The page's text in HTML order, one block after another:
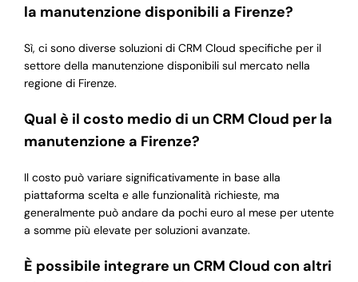
la manutenzione disponibili a Firenze?
Sì, ci sono diverse soluzioni di CRM Cloud specifiche per il
settore della manutenzione disponibili sul mercato nella
regione di Firenze.
Qual è il costo medio di un CRM Cloud per la
manutenzione a Firenze?
Il costo può variare significativamente in base alla
piattaforma scelta e alle funzionalità richieste, ma
generalmente può andare da pochi euro al mese per utente
a somme più elevate per soluzioni avanzate.
È possibile integrare un CRM Cloud con altri